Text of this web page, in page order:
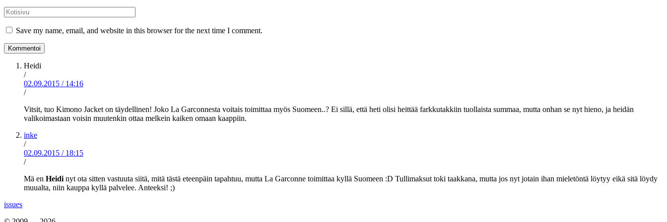
Kotisivu
Save my name, email, and website in this browser for the next time I comment.
Heidi
/
02.09.2015 / 14:16
/
Vitsit, tuo Kimono Jacket on täydellinen! Joko La Garconnesta voitais toimittaa myös Suomeen..? Ei sillä, että heti olisi heittää farkkutakkiin tuollaista summaa, mutta onhan se nyt hieno, ja heidän
valikoimastaan voisin muutenkin ottaa melkein kaiken omaan kaappiin.
inke
/
02.09.2015 / 18:15
/
Mä en Heidi nyt ota sitten vastuuta siitä, mitä tästä eteenpäin tapahtuu, mutta La Garconne toimittaa kyllä Suomeen :D Tullimaksut toki taakkana, mutta jos nyt jotain ihan mieletöntä löytyy eikä sitä löydy
muualta, niin kauppa kyllä palvelee. Anteeksi! ;)
issues